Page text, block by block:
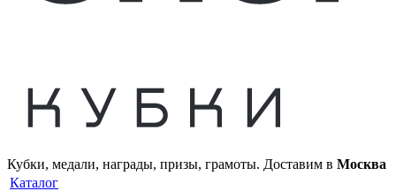
Кубки, медали, награды, призы, грамоты. Доставим в Москва
Каталог